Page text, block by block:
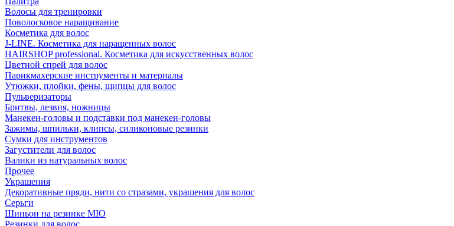
Волосы для тренировки
Поволосковое наращивание
Косметика для волос
J-LINE. Косметика для наращенных волос
HAIRSHOP professional. Косметика для искусственных волос
Цветной спрей для волос
Парикмахерские инструменты и материалы
Утюжки, плойки, фены, щипцы для волос
Пульверизаторы
Бритвы, лезвия, ножницы
Манекен-головы и подставки под манекен-головы
Зажимы, шпильки, клипсы, силиконовые резинки
Сумки для инструментов
Загустители для волос
Валики из натуральных волос
Прочее
Украшения
Декоративные пряди, нити со стразами, украшения для волос
Серьги
Шиньон на резинке MIO
Резинки для волос